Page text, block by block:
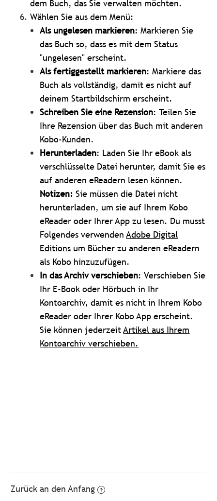
dem Buch, das Sie verwalten möchten.
Wählen Sie aus dem Menü:
Als ungelesen markieren: Markieren Sie
das Buch so, dass es mit dem Status
"ungelesen" erscheint.
Als fertiggestellt markieren: Markiere das
Buch als vollständig, damit es nicht auf
deinem Startbildschirm erscheint.
Schreiben Sie eine Rezension: Teilen Sie
Ihre Rezension über das Buch mit anderen
Kobo-Kunden.
Herunterladen: Laden Sie Ihr eBook als
verschlüsselte Datei herunter, damit Sie es
auf anderen eReadern lesen können.
Notizen:Sie müssen die Datei nicht
herunterladen, um sie auf Ihrem Kobo
eReader oder Ihrer App zu lesen. Du musst
Folgendes verwenden Adobe Digital
Editions um Bücher zu anderen eReadern
als Kobo hinzuzufügen.
In das Archiv verschieben: Verschieben Sie
Ihr E-Book oder Hörbuch in Ihr
Kontoarchiv, damit es nicht in Ihrem Kobo
eReader oder Ihrer Kobo App erscheint.
Sie können jederzeitArtikel aus Ihrem
Kontoarchiv verschieben.
Zurück an den Anfang